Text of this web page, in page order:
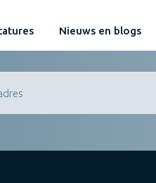
Nieuws en blogs